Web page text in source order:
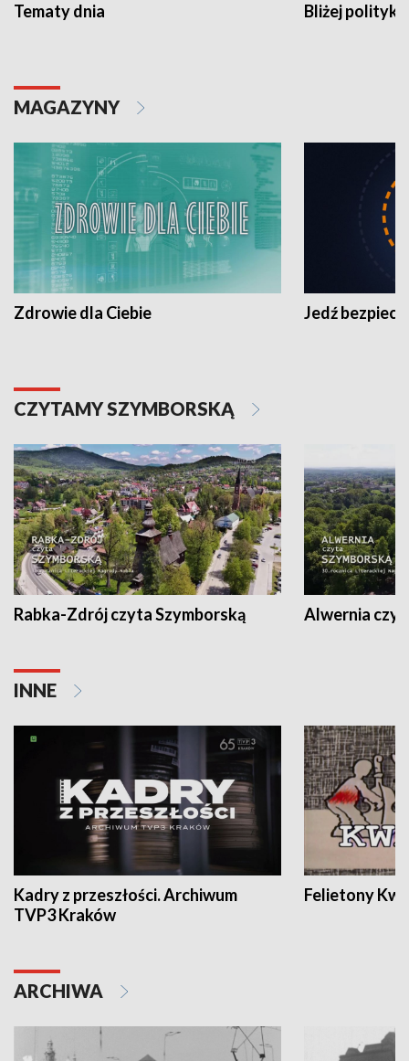
Tematy dnia Bliżej polityki
MAGAZYNY
Zdrowie dla Ciebie Jedź
CZYTAMY SZYMBORSKĄ
Rabka-Zdrój czyta Szymborską Alwernia
INNE
Kadry z przeszłości. Archiwum
TVP3 Kraków
Felietony
ARCHIWA